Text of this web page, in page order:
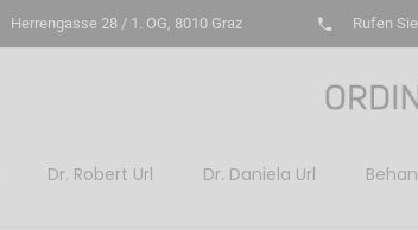
Herrengasse 28 / 1. OG, 8010 Graz Rufen
Dr. Robert Url Dr. Daniela Url